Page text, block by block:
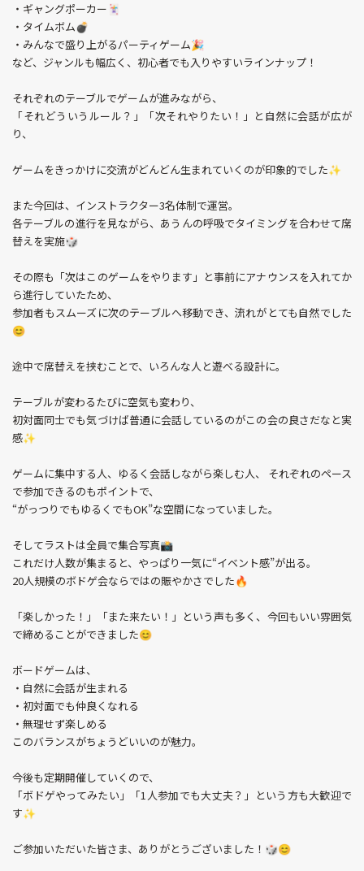
・ギャングポーカー🃏
・タイムボム💣
・みんなで盛り上がるパーティゲーム🎉
など、ジャンルも幅広く、初心者でも入りやすいラインナップ！
それぞれのテーブルでゲームが進みながら、
「それどういうルール？」「次それやりたい！」と自然に会話が広が
り、
ゲームをきっかけに交流がどんどん生まれていくのが印象的でした✨
また今回は、インストラクター3名体制で運営。
各テーブルの進行を見ながら、あうんの呼吸でタイミングを合わせて席
替えを実施🎲
その際も「次はこのゲームをやります」と事前にアナウンスを入れてか
ら進行していたため、
参加者もスムーズに次のテーブルへ移動でき、流れがとても自然でした
😊
途中で席替えを挟むことで、いろんな人と遊べる設計に。
テーブルが変わるたびに空気も変わり、
初対面同士でも気づけば普通に会話しているのがこの会の良さだなと実
感✨
ゲームに集中する人、ゆるく会話しながら楽しむ人、 それぞれのペース
で参加できるのもポイントで、
“がっつりでもゆるくでもOK”な空間になっていました。
そしてラストは全員で集合写真📸
これだけ人数が集まると、やっぱり一気に“イベント感”が出る。
20人規模のボドゲ会ならではの賑やかさでした🔥
「楽しかった！」「また来たい！」という声も多く、今回もいい雰囲気
で締めることができました😊
ボードゲームは、
・自然に会話が生まれる
・初対面でも仲良くなれる
・無理せず楽しめる
このバランスがちょうどいいのが魅力。
今後も定期開催していくので、
「ボドゲやってみたい」「1人参加でも大丈夫？」という方も大歓迎で
す✨
ご参加いただいた皆さま、ありがとうございました！🎲😊